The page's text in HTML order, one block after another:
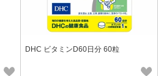
DHC ビタミンD60日分 60粒